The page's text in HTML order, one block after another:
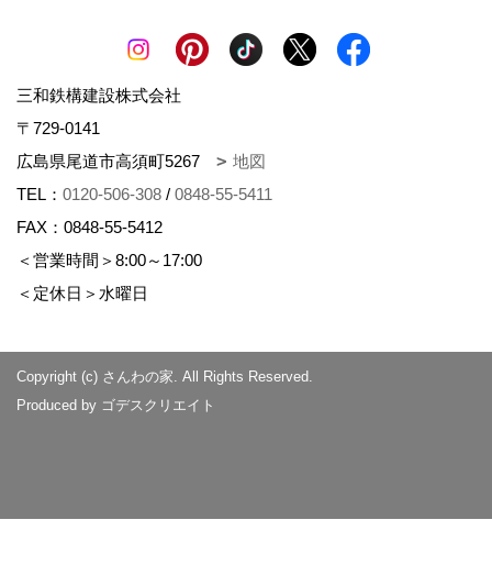
三和鉄構建設株式会社
〒729-0141
広島県尾道市高須町5267
地図
TEL： 0120-506-308 / 0848-55-5411
FAX：0848-55-5412
＜営業時間＞8:00～17:00
＜定休日＞水曜日
Copyright (c) さんわの家. All Rights Reserved.
Produced by ゴデスクリエイト